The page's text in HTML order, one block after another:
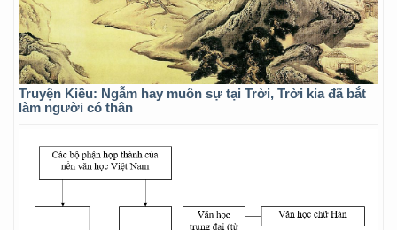
Truyện Kiều: Ngẫm hay muôn sự tại Trời, Trời kia đã bắt
làm người có thân